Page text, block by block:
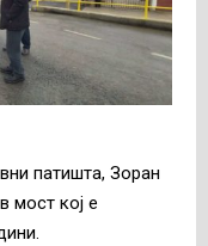
патишта, Зоран
мост кој е